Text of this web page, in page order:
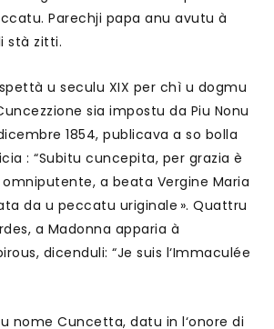
Parechji papa anu avutu à
stà zitti.
u seculu XIX per chì u dogmu
sia impostu da Piu Nonu
1854, publicava a so bolla
: “Subitu cuncepita, per grazia è
a beata Vergine Maria
da u peccatu uriginale ». Quattru
a Madonna apparia à
dicenduli: “Je suis l‘Immaculée
nome Cuncetta, datu in l‘onore di